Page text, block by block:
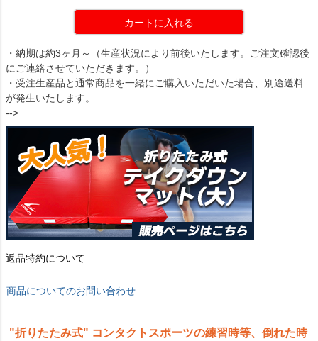
カートに入れる
・納期は約3ヶ月～（生産状況により前後いたします。ご注文確認後
にご連絡させていただきます。）
・受注生産品と通常商品を一緒にご購入いただいた場合、別途送料
が発生いたします。
-->
返品特約について
商品についてのお問い合わせ
"折りたたみ式" コンタクトスポーツの練習時等、倒れた時